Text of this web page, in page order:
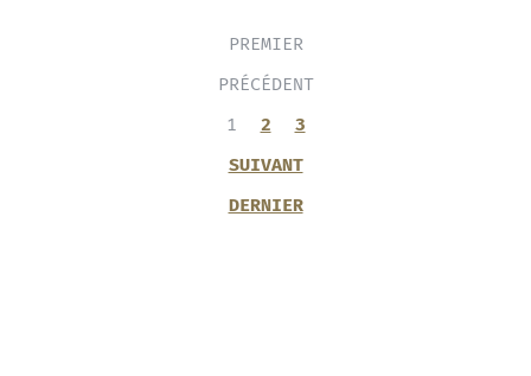
PREMIER
PRÉCÉDENT
1
2
3
SUIVANT
DERNIER